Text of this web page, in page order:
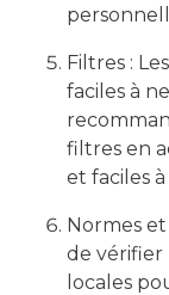
Filtres :
faciles à
filtres en
et faciles
Normes
de vérifier
locales